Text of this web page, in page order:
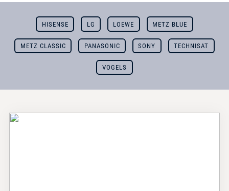
HISENSE LG LOEWE METZ BLUE
METZ CLASSIC PANASONIC SONY TECHNISAT
VOGELS